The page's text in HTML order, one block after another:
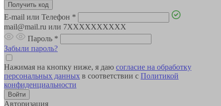
E-mail или Телефон *
mail@mail.ru или 7XXXXXXXXXX
Пароль *
Забыли пароль?
Нажимая на кнопку ниже, я даю согласие на обработку
персональных данных в соответствии с Политикой
конфиденциальности
Авторизация